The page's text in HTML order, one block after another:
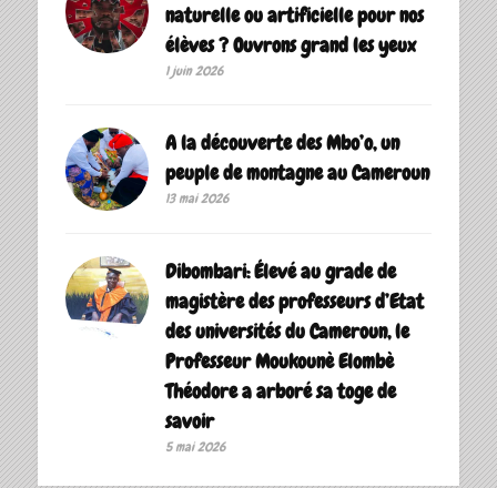
naturelle ou artificielle pour nos
élèves ? Ouvrons grand les yeux
1 juin 2026
A la découverte des Mbo’o, un
peuple de montagne au Cameroun
13 mai 2026
Dibombari: Élevé au grade de
magistère des professeurs d’Etat
des universités du Cameroun, le
Professeur Moukounè Elombè
Théodore a arboré sa toge de
savoir ‎
5 mai 2026